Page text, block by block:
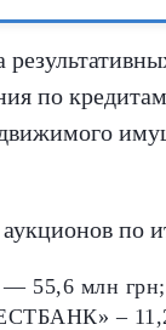
по
по
55,6 млн грн;
–